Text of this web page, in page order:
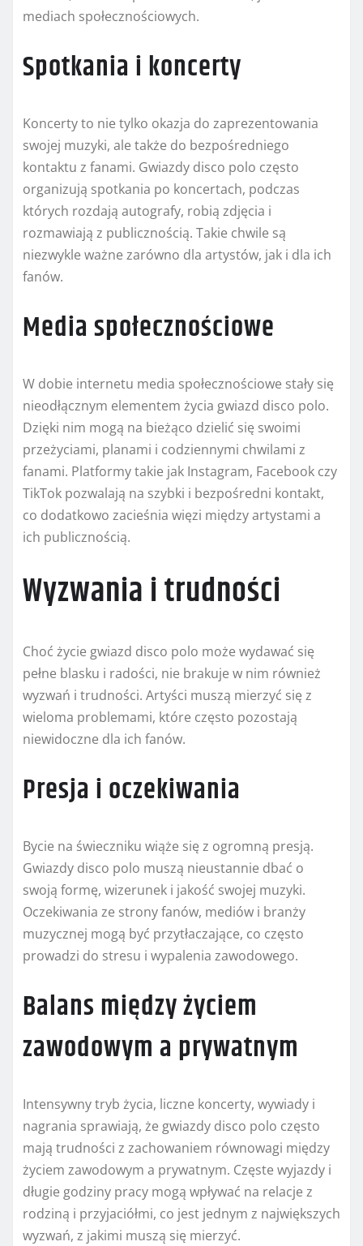
mediach społecznościowych.
Spotkania i koncerty
Koncerty to nie tylko okazja do zaprezentowania
swojej muzyki, ale także do bezpośredniego
kontaktu z fanami. Gwiazdy disco polo często
organizują spotkania po koncertach, podczas
których rozdają autografy, robią zdjęcia i
rozmawiają z publicznością. Takie chwile są
niezwykle ważne zarówno dla artystów, jak i dla ich
fanów.
Media społecznościowe
W dobie internetu media społecznościowe stały się
nieodłącznym elementem życia gwiazd disco polo.
Dzięki nim mogą na bieżąco dzielić się swoimi
przeżyciami, planami i codziennymi chwilami z
fanami. Platformy takie jak Instagram, Facebook czy
TikTok pozwalają na szybki i bezpośredni kontakt,
co dodatkowo zacieśnia więzi między artystami a
ich publicznością.
Wyzwania i trudności
Choć życie gwiazd disco polo może wydawać się
pełne blasku i radości, nie brakuje w nim również
wyzwań i trudności. Artyści muszą mierzyć się z
wieloma problemami, które często pozostają
niewidoczne dla ich fanów.
Presja i oczekiwania
Bycie na świeczniku wiąże się z ogromną presją.
Gwiazdy disco polo muszą nieustannie dbać o
swoją formę, wizerunek i jakość swojej muzyki.
Oczekiwania ze strony fanów, mediów i branży
muzycznej mogą być przytłaczające, co często
prowadzi do stresu i wypalenia zawodowego.
Balans między życiem
zawodowym a prywatnym
Intensywny tryb życia, liczne koncerty, wywiady i
nagrania sprawiają, że gwiazdy disco polo często
mają trudności z zachowaniem równowagi między
życiem zawodowym a prywatnym. Częste wyjazdy i
długie godziny pracy mogą wpływać na relacje z
rodziną i przyjaciółmi, co jest jednym z największych
wyzwań, z jakimi muszą się mierzyć.